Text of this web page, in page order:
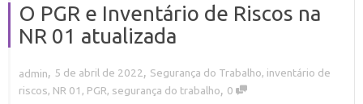
O PGR e Inventário de Riscos na
NR 01 atualizada
admin, 5 de abril de 2022, Segurança do Trabalho, inventário de
riscos, NR 01 , PGR, segurança do trabalho, 0